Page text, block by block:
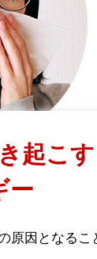
起こす
ー
原因となるこ